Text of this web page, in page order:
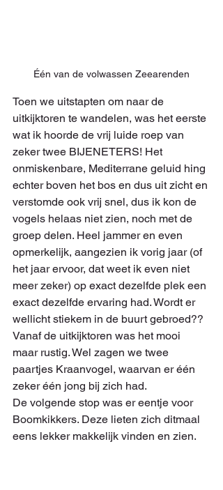
Één van de volwassen Zeearenden
Toen we uitstapten om naar de
uitkijktoren te wandelen, was het eerste
wat ik hoorde de vrij luide roep van
zeker twee BIJENETERS! Het
onmiskenbare, Mediterrane geluid hing
echter boven het bos en dus uit zicht en
verstomde ook vrij snel, dus ik kon de
vogels helaas niet zien, noch met de
groep delen. Heel jammer en even
opmerkelijk, aangezien ik vorig jaar (of
het jaar ervoor, dat weet ik even niet
meer zeker) op exact dezelfde plek een
exact dezelfde ervaring had. Wordt er
wellicht stiekem in de buurt gebroed??
Vanaf de uitkijktoren was het mooi
maar rustig. Wel zagen we twee
paartjes Kraanvogel, waarvan er één
zeker één jong bij zich had.
De volgende stop was er eentje voor
Boomkikkers. Deze lieten zich ditmaal
eens lekker makkelijk vinden en zien.